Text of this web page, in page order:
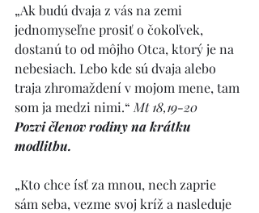
„Ak budú dvaja z vás na zemi
jednomyseľne prosiť o čokoľvek,
dostanú to od môjho Otca, ktorý je na
nebesiach. Lebo kde sú dvaja alebo
traja zhromaždení v mojom mene, tam
som ja medzi nimi.“ Mt 18,19-20
Pozvi členov rodiny na krátku
modlitbu.
„Kto chce ísť za mnou, nech zaprie
sám seba, vezme svoj kríž a nasleduje